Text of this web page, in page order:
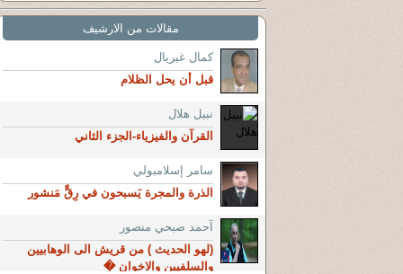
مقالات من الارشيف
كمال غبريال
قبل أن يحل الظلام
نبيل هلال
القرآن والفيزياء-الجزء الثاني
سامر إسلامبولي
الذرة والمجرة يَسبحون في رِقٍّ مَنشور
آحمد صبحي منصور
(لهو الحديث ) من قريش الى الوهابيين
والسلفيين والاخوان �